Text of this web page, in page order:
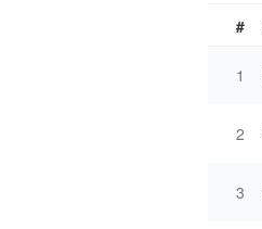
#
1
2
3